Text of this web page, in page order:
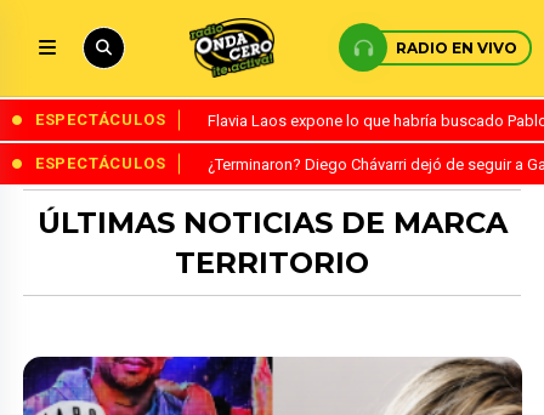
RADIO EN VIVO
ESPECTÁCULOS Flavia Laos expone lo que habría buscado
ESPECTÁCULOS ¿Terminaron? Diego Chávarri dejó de seguir a
ÚLTIMAS NOTICIAS DE MARCA
TERRITORIO